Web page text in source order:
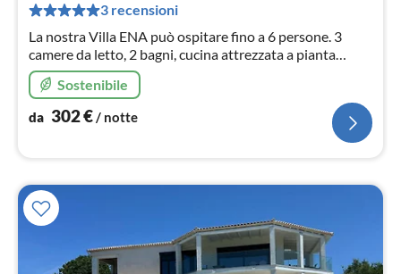
3 recensioni
La nostra Villa ENA può ospitare fino a 6 persone. 3
camere da letto, 2 bagni, cucina attrezzata a pianta
aperta con ampio soggiorno/sala da pranzo Ampia
terrazza coperta, piscina privata e spiaggia
Sostenibile
da 302€/ notte